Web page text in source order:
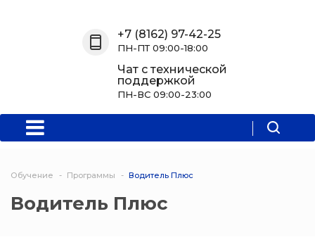
Мероприятия
Информация
+7 (8162) 97-42-25
ПН-ПТ 09:00-18:00
Чат с технической
поддержкой
ПН-ВС 09:00-23:00
Обучение Программы Водитель Плюс
Водитель Плюс